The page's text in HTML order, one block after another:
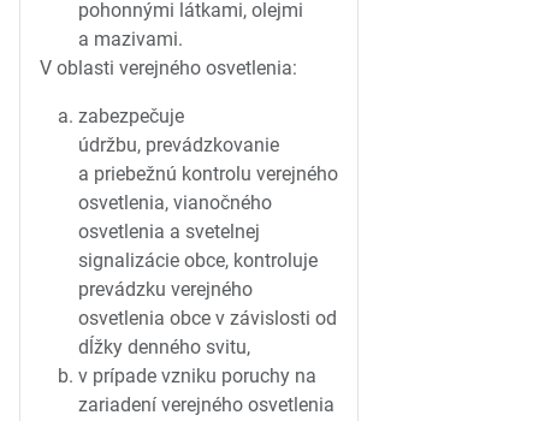
pohonnými látkami, olejmi
a mazivami.
V oblasti verejného osvetlenia:
zabezpečuje
údržbu, prevádzkovanie
a priebežnú kontrolu verejného
osvetlenia, vianočného
osvetlenia a svetelnej
signalizácie obce, kontroluje
prevádzku verejného
osvetlenia obce v závislosti od
dĺžky denného svitu,
v prípade vzniku poruchy na
zariadení verejného osvetlenia